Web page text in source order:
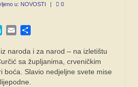
u: NOVOSTI 0
SkypeEmail
naroda i za narod – na izletištu
sa župljanima, crveničkim
boća. Slavio nedjeljne svete mise